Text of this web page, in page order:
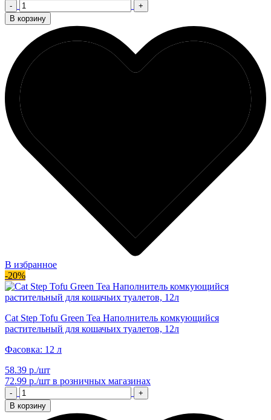
-
+
В корзину
В избранное
-20%
Cat Step Tofu Green Tea Наполнитель комкующийся
растительный для кошачьих туалетов, 12л
Фасовка: 12 л
58.39 р./шт
72.99 р./шт в розничных магазинах
-
+
В корзину